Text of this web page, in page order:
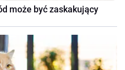
może być zaskakujący